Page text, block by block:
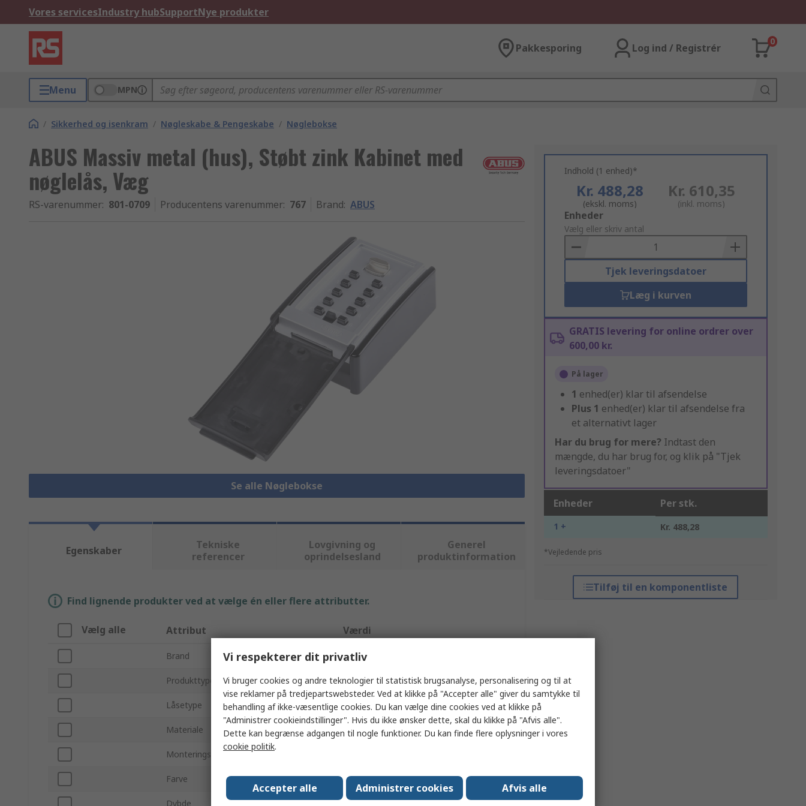
Vores servicesIndustry hubSupportNye produkter
Pakkesporing Log ind / Registrér
0
Menu MPN
/ Sikkerhed og isenkram / Nøgleskabe & Pengeskabe / Nøglebokse
ABUS Massiv metal (hus), Støbt zink Kabinet med
nøglelås, Væg
RS-varenummer: 801-0709 Producentens varenummer: 767 Brand: ABUS
Se alle Nøglebokse
Indhold (1 enhed)*
Kr. 488,28
(ekskl. moms)
Kr. 610,35
(inkl. moms)
Add
to
Basket
Enheder
Vælg eller skriv antal
Tjek leveringsdatoer
Læg i kurven
GRATIS levering for online ordrer over
600,00 kr.
På lager
1 enhed(er) klar til afsendelse
Plus 1 enhed(er) klar til afsendelse fra
et alternativt lager
Har du brug for mere? Indtast den
mængde, du har brug for, og klik på "Tjek
leveringsdatoer"
Enheder Per stk.
1 + Kr. 488,28
*Vejledende pris
Tilføj til en komponentliste
Egenskaber
Tekniske
referencer
Lovgivning og
oprindelsesland
Generel
produktinformation
Find lignende produkter ved at vælge én eller flere attributter.
Vælg alle Attribut Værdi
Brand ABUS
Produkttype Kabinet med nøglelås
Låsetype Trykknap
Materiale Massiv metal (hus), Støbt zink
Monteringstype
Farve Sort, Sølv
Dybde 45mm
Vi respekterer dit privatliv
Vi bruger cookies og andre teknologier til statistisk brugsanalyse, personalisering og til at
vise reklamer på tredjepartswebsteder. Ved at klikke på "Accepter alle" giver du samtykke til
behandling af ikke-væsentlige cookies. Du kan vælge dine cookies ved at klikke på
"Administrer cookieindstillinger". Hvis du ikke ønsker dette, skal du klikke på "Afvis alle".
Dette kan begrænse adgangen til nogle funktioner. Du kan finde flere oplysninger i vores
cookie politik.
Accepter alle Administrer cookies Afvis alle